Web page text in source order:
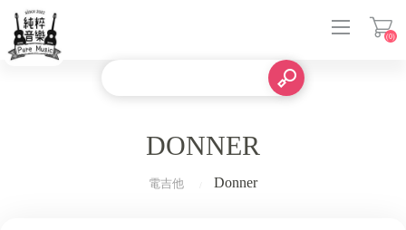
(0)
DONNER
電吉他 Donner